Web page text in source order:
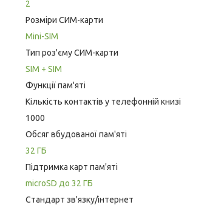
2
Розміри СИМ-карти
Mini-SIM
Тип роз'єму СИМ-карти
SIM + SIM
Функції пам'яті
Кількість контактів у телефонній книзі
1000
Обсяг вбудованої пам'яті
32 ГБ
Підтримка карт пам'яті
microSD до 32 ГБ
Стандарт зв'язку/інтернет